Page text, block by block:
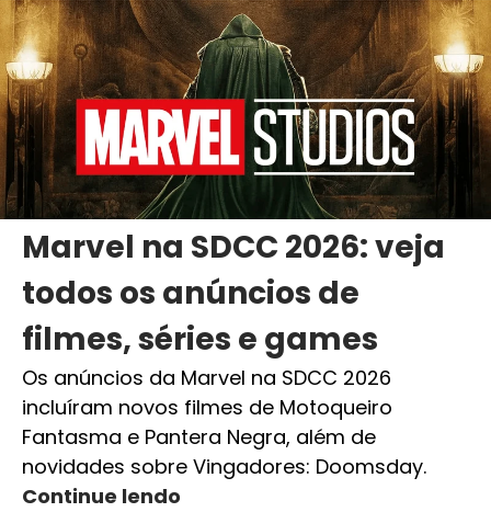
Marvel na SDCC 2026: veja
todos os anúncios de
filmes, séries e games
Os anúncios da Marvel na SDCC 2026
incluíram novos filmes de Motoqueiro
Fantasma e Pantera Negra, além de
novidades sobre Vingadores: Doomsday.
Continue lendo